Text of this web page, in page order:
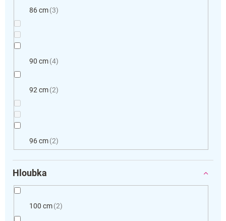
86 cm 3
90 cm 4
92 cm 2
96 cm 2
Hloubka
100 cm 2